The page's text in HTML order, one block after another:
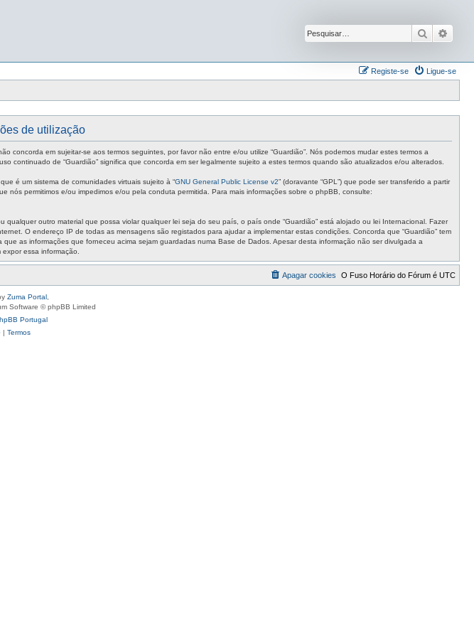
Pesquisar
Ligue-se
Registe-se
de utilização
concorda em sujeitar-se aos termos seguintes, por favor não entre e/ou utilize “Guardião”. Nós podemos mudar estes termos a
continuado de “Guardião” significa que concorda em ser legalmente sujeito a estes termos quando são atualizados e/ou alterados.
é um sistema de comunidades virtuais sujeito à “GNU General Public License v2” (doravante “GPL”) que pode ser transferido a partir
permitimos e/ou impedimos e/ou pela conduta permitida. Para mais informações sobre o phpBB, consulte:
outro material que possa violar qualquer lei seja do seu país, o país onde “Guardião” está alojado ou lei Internacional. Fazer
O endereço IP de todas as mensagens são registados para ajudar a implementar estas condições. Concorda que “Guardião” tem
as informações que forneceu acima sejam guardadas numa Base de Dados. Apesar desta informação não ser divulgada a
essa informação.
O Fuso Horário do Fórum é UTC
Apagar cookies
Zuma Portal
Software © phpBB Limited
Portugal
| Termos